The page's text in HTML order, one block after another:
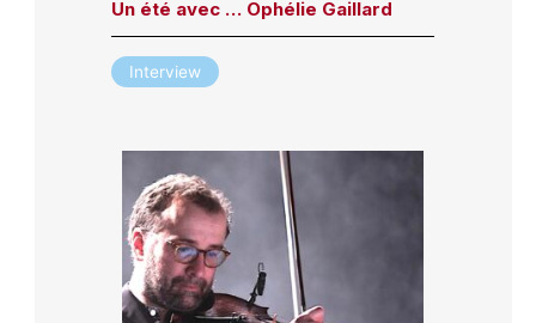
Un été avec … Ophélie Gaillard
Interview